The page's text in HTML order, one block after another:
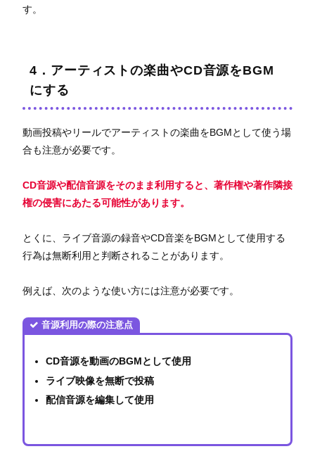
す。
4．アーティストの楽曲やCD音源をBGM
にする
動画投稿やリールでアーティストの楽曲をBGMとして使う場
合も注意が必要です。
CD音源や配信音源をそのまま利用すると、著作権や著作隣接
権の侵害にあたる可能性があります。
とくに、ライブ音源の録音やCD音楽をBGMとして使用する
行為は無断利用と判断されることがあります。
例えば、次のような使い方には注意が必要です。
音源利用の際の注意点
CD音源を動画のBGMとして使用
ライブ映像を無断で投稿
配信音源を編集して使用